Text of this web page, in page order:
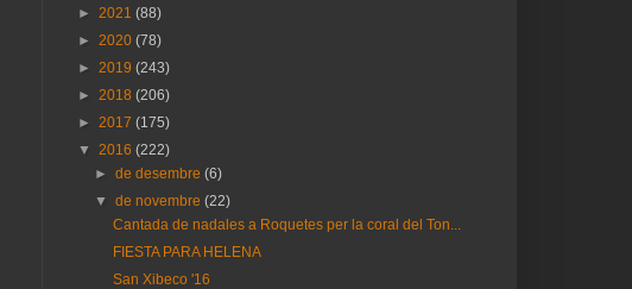
► 2021 (88)
► 2020 (78)
► 2019 (243)
► 2018 (206)
► 2017 (175)
▼ 2016 (222)
►de desembre(6)
▼de novembre(22)
Cantada de nadales a Roquetes per la coral del Ton...
FIESTA PARA HELENA
San Xibeco '16